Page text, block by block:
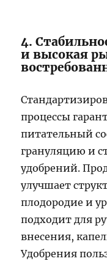
4.
и высокая
процессы
питательный
грануляцию и
удобрений.
улучшает
плодородие и
подходит для
внесения,
Удобрения